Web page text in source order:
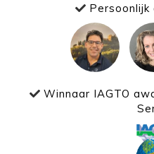
Winnaar IAGTO